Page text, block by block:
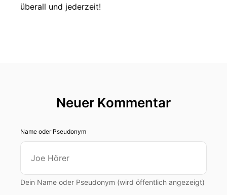
überall und jederzeit!
Neuer Kommentar
Name oder Pseudonym
Dein Name oder Pseudonym (wird öffentlich angezeigt)